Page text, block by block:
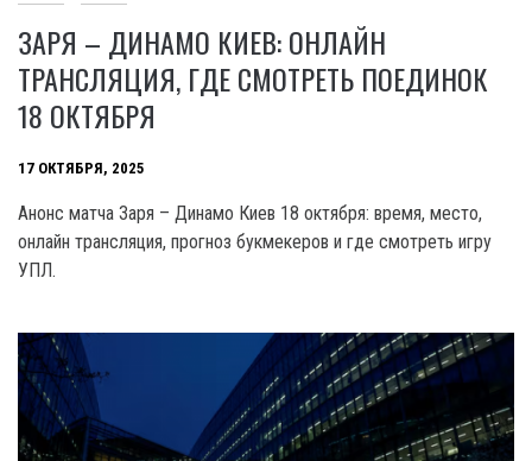
ЗАРЯ – ДИНАМО КИЕВ: ОНЛАЙН
ТРАНСЛЯЦИЯ, ГДЕ СМОТРЕТЬ ПОЕДИНОК
18 ОКТЯБРЯ
17 ОКТЯБРЯ, 2025
Анонс матча Заря – Динамо Киев 18 октября: время, место,
онлайн трансляция, прогноз букмекеров и где смотреть игру
УПЛ.